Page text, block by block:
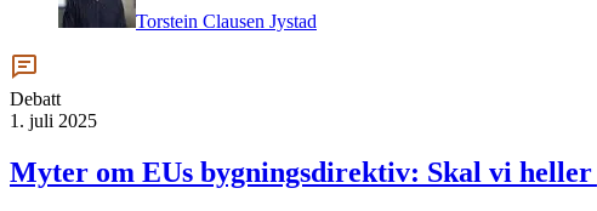
Torstein Clausen Jystad
Debatt
1. juli 2025
Myter om EUs bygningsdirektiv: Skal vi